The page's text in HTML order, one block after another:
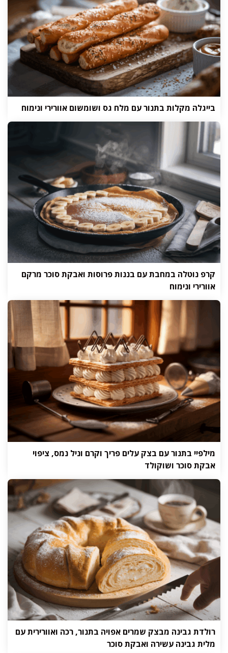
בייגלה מקלות בתנור עם מלח גס ושומשום אוורירי ונימוח
קרפ נוטלה במחבת עם בננות פרוסות ואבקת סוכר מרקם
אוורירי ונימוח
מילפיי בתנור עם בצק עלים פריך וקרם וניל נמס, ציפוי
אבקת סוכר ושוקולד
רולדת גבינה מבצק שמרים אפויה בתנור, רכה ואוורירית עם
מלית גבינה עשירה ואבקת סוכר